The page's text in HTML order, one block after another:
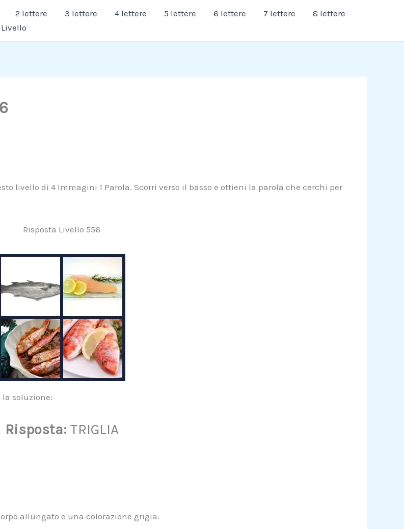
2 lettere 3 lettere 4 lettere 5 lettere 6 lettere 7 lettere
8 lettere
livello di 4 Immagini 1 Parola. Scorri verso il basso e ottieni la parola che cerchi per
Risposta Livello 556
la soluzione:
Risposta: TRIGLIA
allungato e una colorazione grigia.